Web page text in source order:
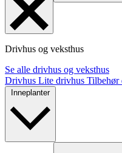
Drivhus og veksthus
Se alle drivhus og veksthus
Drivhus Lite drivhus Tilbehør
Inneplanter